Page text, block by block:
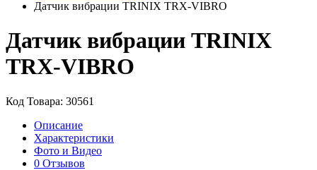
Датчик вибрации TRINIX TRX-VIBRO
Датчик вибрации TRINIX
TRX-VIBRO
Код Товара: 30561
Описание
Характеристики
Фото и Видео
0 Отзывов